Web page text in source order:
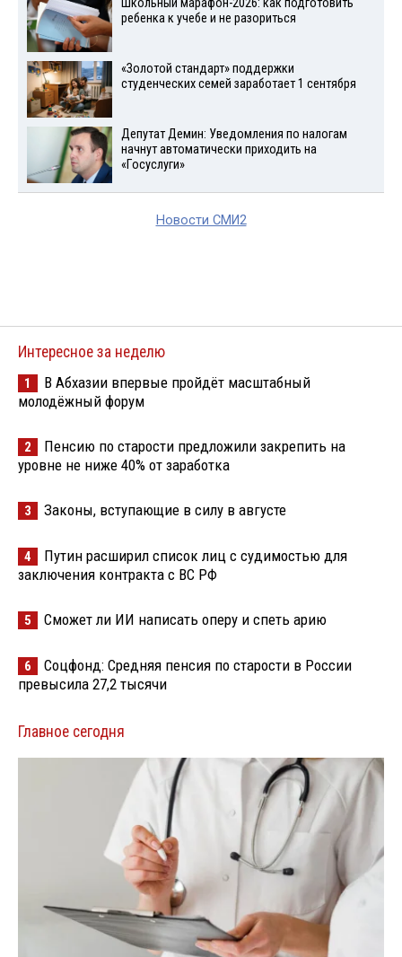
Школьный марафон-2026: как подготовить
ребенка к учебе и не разориться
«Золотой стандарт» поддержки
студенческих семей заработает 1 сентября
Депутат Демин: Уведомления по налогам
начнут автоматически приходить на
«Госуслуги»
Новости СМИ2
Интересное за неделю
1
В Абхазии впервые пройдёт масштабный
молодёжный форум
2
Пенсию по старости предложили закрепить на
уровне не ниже 40% от заработка
3 Законы, вступающие в силу в августе
4
Путин расширил список лиц с судимостью для
заключения контракта с ВС РФ
5 Сможет ли ИИ написать оперу и спеть арию
6
Соцфонд: Средняя пенсия по старости в России
превысила 27,2 тысячи
Главное сегодня